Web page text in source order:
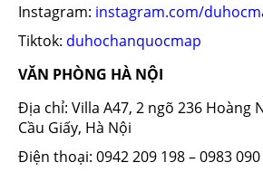
Instagram: instagram.com/
Tiktok: duhochanquocmap
VĂN PHÒNG HÀ NỘI
Địa chỉ: Villa A47, 2 ngõ 236 Hoàng
Cầu Giấy, Hà Nội
Điện thoại: 0942 209 198 – 0983